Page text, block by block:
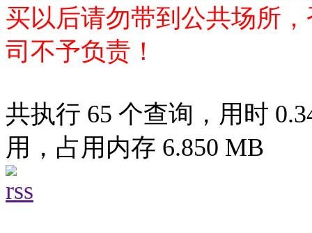
买以后请勿带到公共场所
司不予负责！
共执行 65 个查询，用时
用，占用内存 6.850 MB